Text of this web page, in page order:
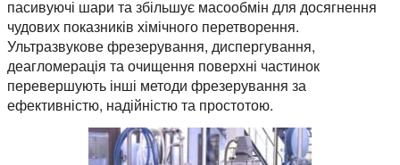
пасивуючі шари та збільшує масообмін для досягнення
чудових показників хімічного перетворення.
Ультразвукове фрезерування, диспергування,
деагломерація та очищення поверхні частинок
перевершують інші методи фрезерування за
ефективністю, надійністю та простотою.